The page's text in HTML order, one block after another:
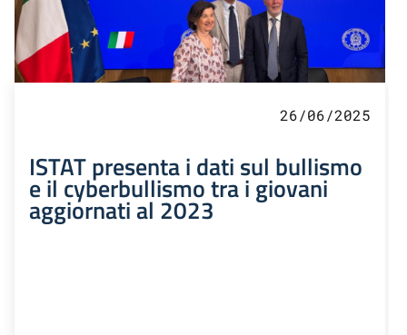
26/06/2025
ISTAT presenta i dati sul bullismo
e il cyberbullismo tra i giovani
aggiornati al 2023